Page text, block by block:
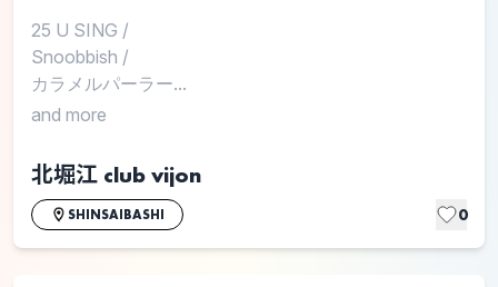
25 U SING /
Snoobbish /
カラメルパーラー...
and more
北堀江 club vijon
SHINSAIBASHI 0